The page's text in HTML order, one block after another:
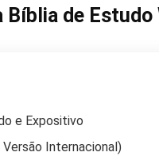
Bíblia de Estudo
e Expositivo
Internacional)